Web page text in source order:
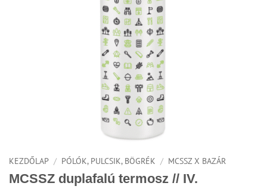
KEZDŐLAP / PÓLÓK, PULCSIK, BÖGRÉK / MCSSZ X BAZÁR
MCSSZ duplafalú termosz // IV.